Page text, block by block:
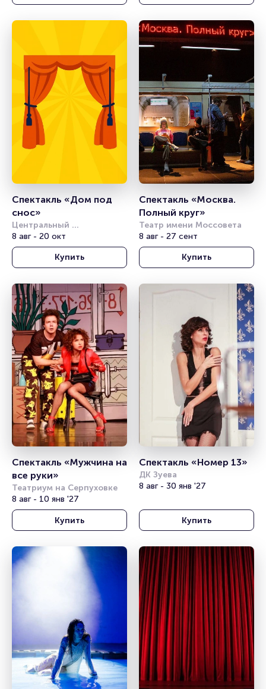
Спектакль «Дом под
снос»
Центральный
академический театр
Российской Армии
8 авг - 20 окт
Купить
Спектакль «Москва.
Полный круг»
Театр имени Моссовета
8 авг - 27 сент
Купить
Спектакль «Мужчина на
все руки»
Театриум на Серпуховке
8 авг - 10 янв '27
Купить
Спектакль «Номер 13»
ДК Зуева
8 авг - 30 янв '27
Купить